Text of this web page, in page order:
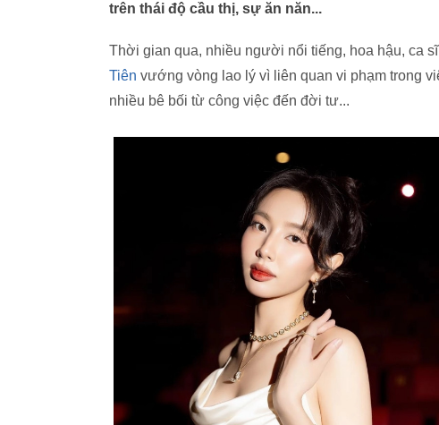
trên thái độ cầu thị, sự ăn năn...
Thời gian qua, nhiều người nổi tiếng, hoa hậu, ca
Tiên vướng vòng lao lý vì liên quan vi phạm trong
nhiều bê bối từ công việc đến đời tư...